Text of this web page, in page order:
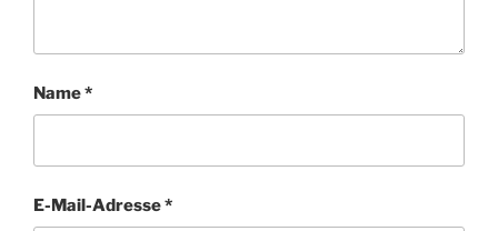
Name*
E-Mail-Adresse*